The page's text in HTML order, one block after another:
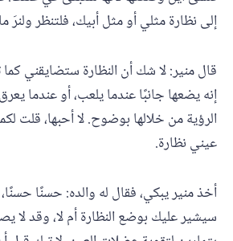
إلى نظارة مثلي أو مثل أبيك، فلتنظر ولنرَ
قال منير: لا شك أن النظارة ستضايقني
إنه يضعها جانبًا عندما يلعب، أو عندما
الرؤية من خلالها بوضوح. لا أحبها، قلت
عيني نظارة.
أخذ منير يبكي، فقال له والده: حسنًا
سيشير عليك بوضع النظارة أم لا، وقد لا